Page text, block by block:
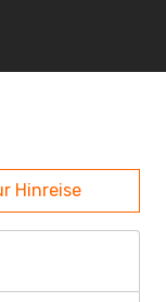
Hinreise